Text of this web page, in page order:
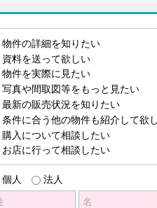
物件の詳細を知りたい
資料を送って欲しい
物件を実際に見たい
写真や間取図等をもっと見たい
最新の販売状況を知りたい
条件に合う他の物件も紹介して欲
購入について相談したい
お店に行って相談したい
個人
法人
名